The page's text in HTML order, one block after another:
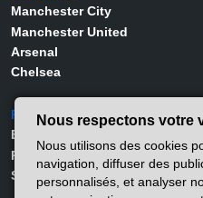
Manchester City
Manchester United
Arsenal
Chelsea
Portugal
Benfica
Porto
Sporting
Nous respectons votre
Nous utilisons des cookies
navigation, diffuser des
personnalisés, et analyser